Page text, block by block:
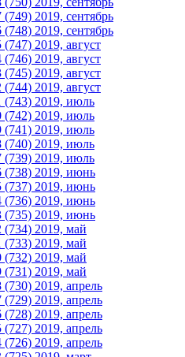
2019, сентябрь
2019, сентябрь
2019, август
2019, август
2019, август
2019, август
(743) 2019, июль
(742) 2019, июль
(741) 2019, июль
(740) 2019, июль
(739) 2019, июль
(738) 2019, июнь
(737) 2019, июнь
(736) 2019, июнь
(735) 2019, июнь
2019, май
2019, май
2019, май
2019, май
2019, апрель
2019, апрель
2019, апрель
2019, апрель
2019, апрель